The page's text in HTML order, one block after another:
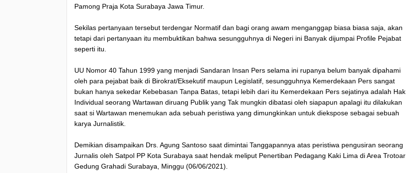
Pamong Praja Kota Surabaya Jawa Timur.
Sekilas pertanyaan tersebut terdengar Normatif dan bagi orang awam menganggap biasa biasa saja, akan
tetapi dari pertanyaan itu membuktikan bahwa sesungguhnya di Negeri ini Banyak dijumpai Profile Pejabat
seperti itu.
UU Nomor 40 Tahun 1999 yang menjadi Sandaran Insan Pers selama ini rupanya belum banyak dipahami
oleh para pejabat baik di Birokrat/Eksekutif maupun Legislatif, sesungguhnya Kemerdekaan Pers sangat
bukan hanya sekedar Kebebasan Tanpa Batas, tetapi lebih dari itu Kemerdekaan Pers sejatinya adalah Hak
Individual seorang Wartawan diruang Publik yang Tak mungkin dibatasi oleh siapapun apalagi itu dilakukan
saat si Wartawan menemukan ada sebuah peristiwa yang dimungkinkan untuk diekspose sebagai sebuah
karya Jurnalistik.
Demikian disampaikan Drs. Agung Santoso saat dimintai Tanggapannya atas peristiwa pengusiran seorang
Jurnalis oleh Satpol PP Kota Surabaya saat hendak meliput Penertiban Pedagang Kaki Lima di Area Trotoar
Gedung Grahadi Surabaya, Minggu (06/06/2021).